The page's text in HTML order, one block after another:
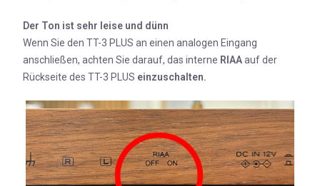
Der Ton ist sehr leise und dünn
Wenn Sie den TT-3 PLUS an einen analogen Eingang
anschließen, achten Sie darauf, das interne RIAAauf der
Rückseite des TT-3 PLUS einzuschalten.